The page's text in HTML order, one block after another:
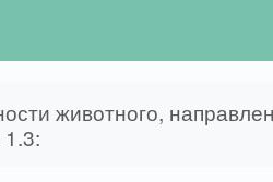
животного,